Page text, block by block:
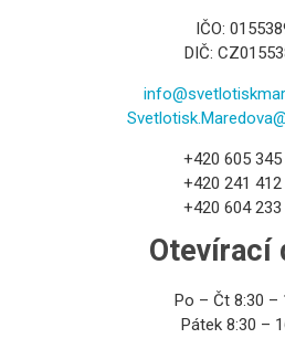
IČO:
DIČ:
+420 605 345
+420 241 412
+420 604 233
Otevírací
Po – Čt 8:30 –
Pátek 8:30 –